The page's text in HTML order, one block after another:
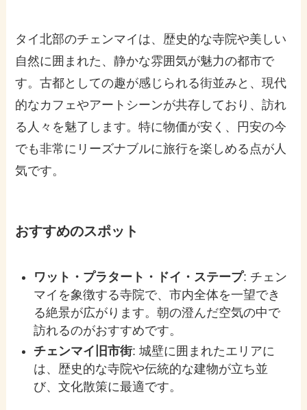
タイ北部のチェンマイは、歴史的な寺院や美しい
自然に囲まれた、静かな雰囲気が魅力の都市で
す。古都としての趣が感じられる街並みと、現代
的なカフェやアートシーンが共存しており、訪れ
る人々を魅了します。特に物価が安く、円安の今
でも非常にリーズナブルに旅行を楽しめる点が人
気です。
おすすめのスポット
ワット・プラタート・ドイ・ステープ: チェン
マイを象徴する寺院で、市内全体を一望でき
る絶景が広がります。朝の澄んだ空気の中で
訪れるのがおすすめです。
チェンマイ旧市街: 城壁に囲まれたエリアに
は、歴史的な寺院や伝統的な建物が立ち並
び、文化散策に最適です。